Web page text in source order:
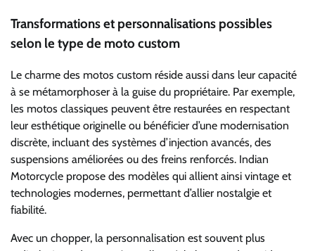
Transformations et personnalisations possibles
selon le type de moto custom
Le charme des motos custom réside aussi dans leur capacité
à se métamorphoser à la guise du propriétaire. Par exemple,
les motos classiques peuvent être restaurées en respectant
leur esthétique originelle ou bénéficier d’une modernisation
discrète, incluant des systèmes d’injection avancés, des
suspensions améliorées ou des freins renforcés. Indian
Motorcycle propose des modèles qui allient ainsi vintage et
technologies modernes, permettant d’allier nostalgie et
fiabilité.
Avec un chopper, la personnalisation est souvent plus